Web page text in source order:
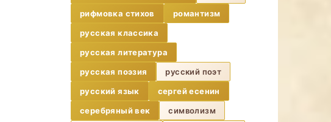
рифмовка стихов
романтизм
русская классика
русская литература
русская поэзия
русский поэт
русский язык
сергей есенин
серебряный век
символизм